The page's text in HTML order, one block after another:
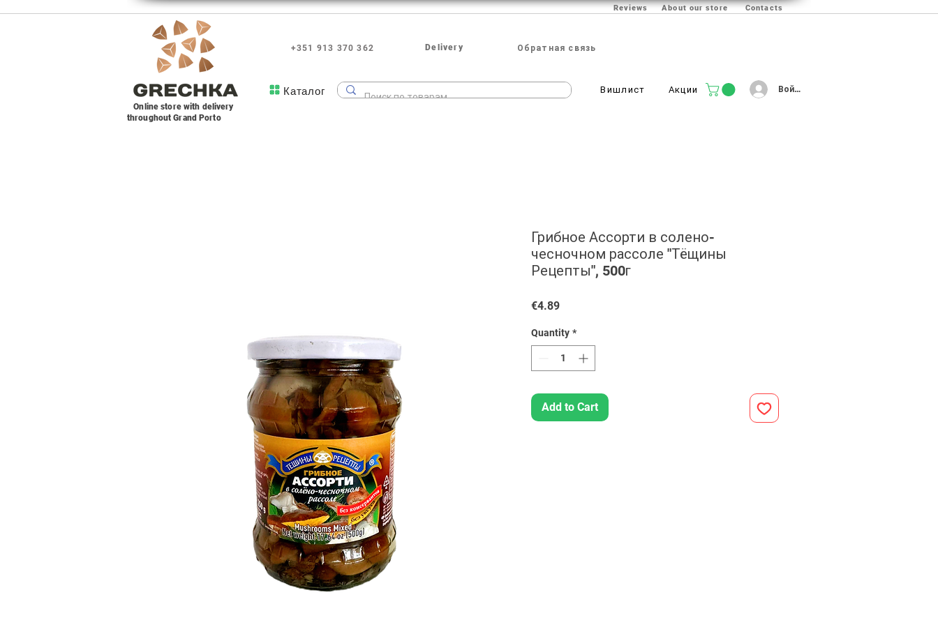
Reviews About our store Contacts
+351 913 370 362 Delivery Обратная связь
Online store with delivery
throughout Grand Porto
Каталог Вишлист Акции Войти
Грибное Ассорти в солено-
чесночном рассоле "Тёщины
Рецепты", 500г
€4.89Price
Quantity *
Add to Cart